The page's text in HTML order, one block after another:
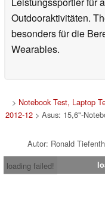
Outdooraktivitäten.
besonders für die
Wearables.
> Notebook Test, Laptop
2012-12> Asus: 15,6"-
Autor: Ronald
loading failed!